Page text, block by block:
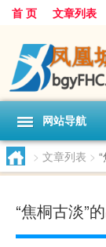
首 页 文章列表
网站导航
> 文章列表 >
“焦桐古淡”